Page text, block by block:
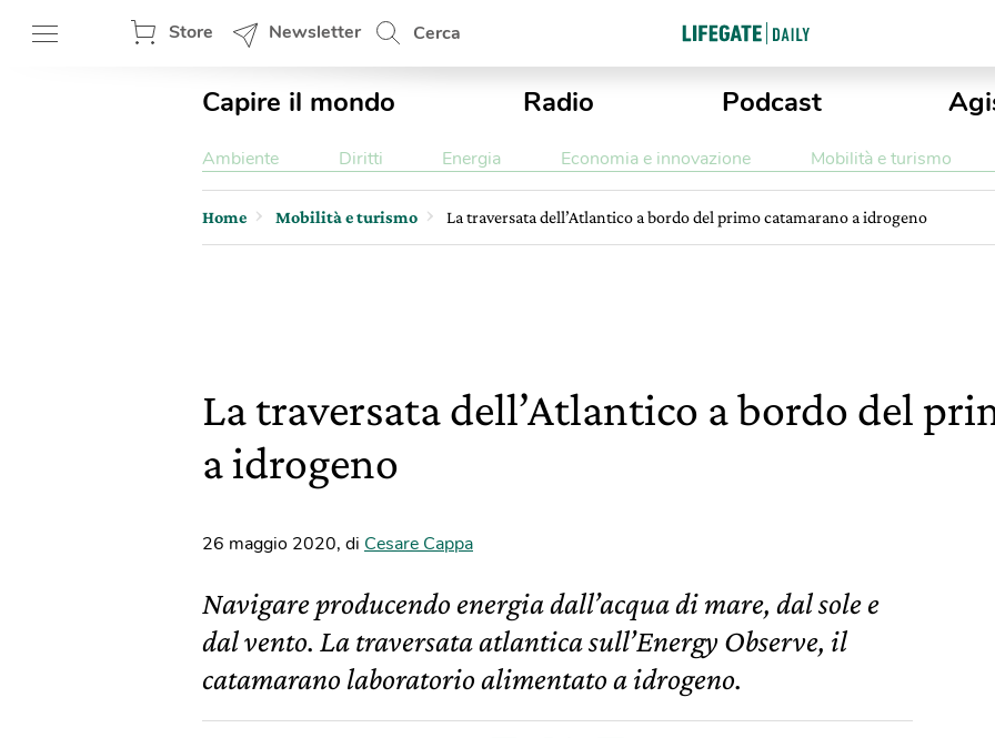
Store Newsletter Cerca
Capire il mondo Radio Podcast
Ambiente Diritti Energia Economia e innovazione Mobilità e turismo
Home Mobilità e turismo La traversata dell’Atlantico a bordo del primo catamarano a idrogeno
La traversata dell’Atlantico a bordo del
a idrogeno
26 maggio 2020, di Cesare Cappa
Navigare producendo energia dall’acqua di mare, dal sole e
dal vento. La traversata atlantica sull’Energy Observe, il
catamarano laboratorio alimentato a idrogeno.